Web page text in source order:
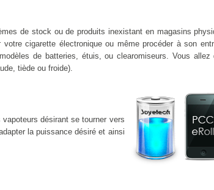
de stock ou de produits inexistant en magasins
cigarette électronique ou même procéder à son
de batteries, étuis, ou clearomiseurs. Vous
tiède ou froide).
désirant se tourner vers
la puissance désiré et ainsi